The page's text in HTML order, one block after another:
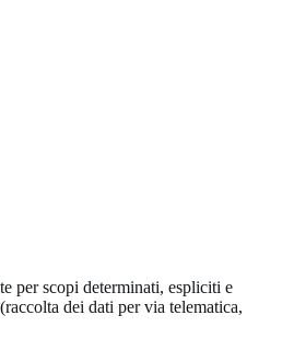
per scopi determinati, espliciti e
dei dati per via telematica,